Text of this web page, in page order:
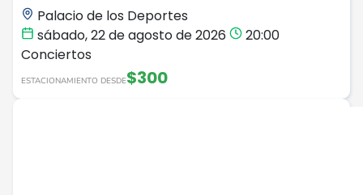
Palacio de los Deportes
sábado, 22 de agosto de 2026
20:00
Conciertos
ESTACIONAMIENTO DESDE$300